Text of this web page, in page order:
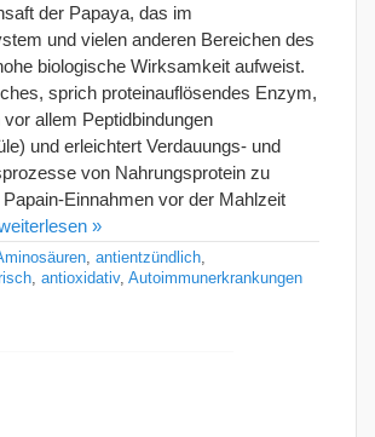
der Papaya, das im
und vielen anderen Bereichen des
biologische Wirksamkeit aufweist.
sprich proteinauflösendes Enzym,
allem Peptidbindungen
und erleichtert Verdauungs- und
von Nahrungsprotein zu
Einnahmen vor der Mahlzeit
»
antientzündlich
antioxidativ, Autoimmunerkrankungen